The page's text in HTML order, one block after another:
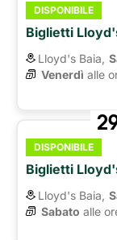
DISPONIBILE
Biglietti
Lloyd's Baia,
Venerdì alle
DISPONIBILE
Biglietti
Lloyd's Baia,
Sabato alle